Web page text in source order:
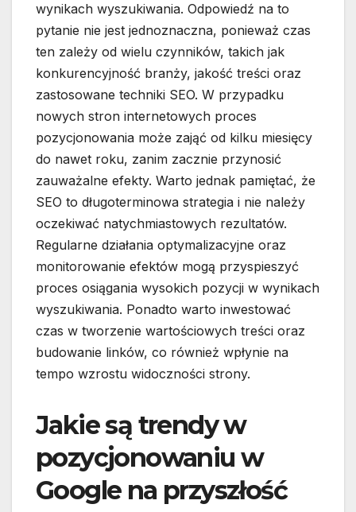
wynikach wyszukiwania. Odpowiedź na to
pytanie nie jest jednoznaczna, ponieważ czas
ten zależy od wielu czynników, takich jak
konkurencyjność branży, jakość treści oraz
zastosowane techniki SEO. W przypadku
nowych stron internetowych proces
pozycjonowania może zająć od kilku miesięcy
do nawet roku, zanim zacznie przynosić
zauważalne efekty. Warto jednak pamiętać, że
SEO to długoterminowa strategia i nie należy
oczekiwać natychmiastowych rezultatów.
Regularne działania optymalizacyjne oraz
monitorowanie efektów mogą przyspieszyć
proces osiągania wysokich pozycji w wynikach
wyszukiwania. Ponadto warto inwestować
czas w tworzenie wartościowych treści oraz
budowanie linków, co również wpłynie na
tempo wzrostu widoczności strony.
Jakie są trendy w
pozycjonowaniu w
Google na przyszłość